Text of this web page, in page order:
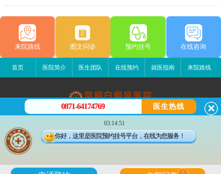
来院路线 图文问诊 预约挂号 在线咨询
首页 医院简介 医生团队 在线预约 就医指南 来院路线
昆明白癜风医院
昆明市五华区护国路2号
版权所有：昆明白癜风医院
滇公安备 53010202000563号
0871-64174769 医生热线
03:14:51
你好，这里是医院预约挂号平台，在线为您服务！